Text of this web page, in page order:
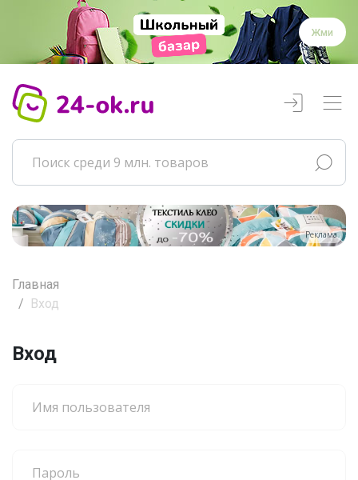
Жми
Реклама
Главная
Вход
Вход